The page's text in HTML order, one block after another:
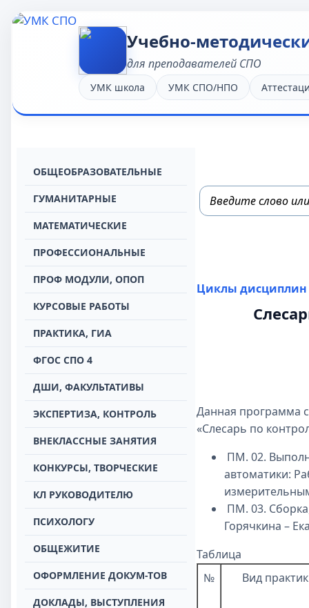
Учебно-
для преподавателей СПО
УМК школа УМК СПО/НПО
OБЩЕОБРАЗОВАТЕЛЬНЫЕ
ГУМАНИТАРНЫЕ
МАТЕМАТИЧЕСКИЕ
ПРОФЕССИОНАЛЬНЫЕ
ПРОФ МОДУЛИ, ОПОП
КУРСОВЫЕ РАБОТЫ
ПРАКТИКА, ГИА
ФГОС СПО 4
ДШИ, ФАКУЛЬТАТИВЫ
ЭКСПЕРТИЗА, КОНТРОЛЬ
ВНЕКЛАССНЫЕ ЗАНЯТИЯ
КОНКУРСЫ, ТВОРЧЕСКИЕ
КЛ РУКОВОДИТЕЛЮ
ПСИХОЛОГУ
ОБЩЕЖИТИЕ
ОФОРМЛЕНИЕ ДОКУМ-ТОВ
ДОКЛАДЫ, ВЫСТУПЛЕНИЯ
Циклы дисциплин
Данная программа
«Слесарь по
ПМ. 02.
автоматики:
ПМ. 03.
Горячкина –
Таблица
№
Вид